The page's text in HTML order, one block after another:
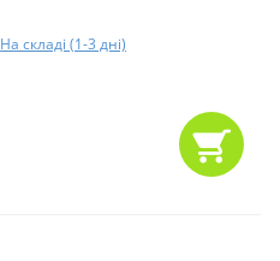
На складі (1-3 дні)